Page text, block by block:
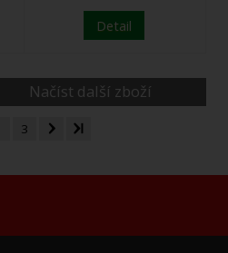
Detail
Načíst další zboží
3